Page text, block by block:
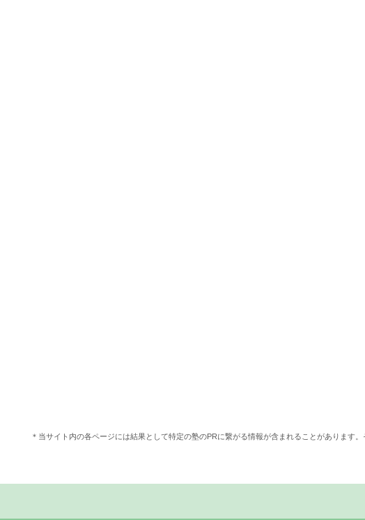
＊当サイト内の各ページには結果として特定の塾のPRに繋がる情報が含まれることがあります